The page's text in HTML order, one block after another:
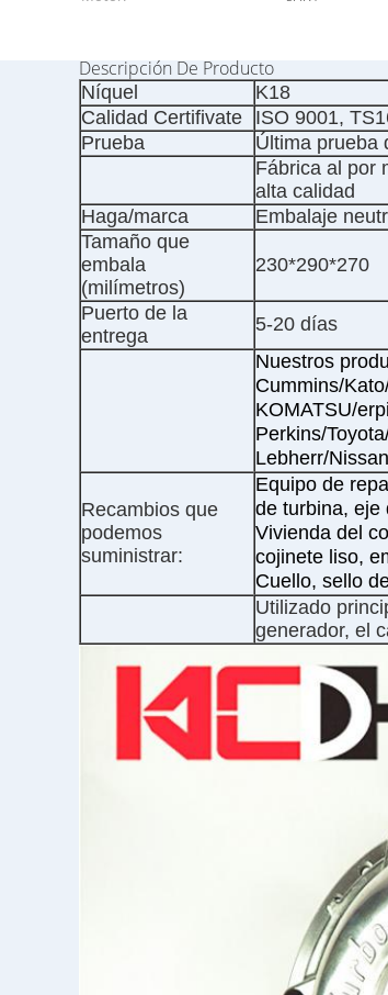
Descripción De Producto
Níquel
K18
Calidad Certifivate
ISO 9001,
Prueba
Última prueba
Fábrica al por
alta calidad
Haga/marca
Embalaje
Tamaño que
embala
(milímetros)
230*290*270
Puerto de la
entrega
5-20 días
Nuestros
Cummins/
KOMATSU/
Perkins/
Lebherr/
Recambios que
podemos
suministrar:
Equipo de
de turbina, eje
Vivienda del
cojinete liso,
Cuello, sello
Utilizado
generador, el